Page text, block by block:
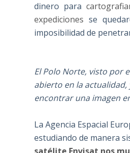
dinero para
expediciones se
imposibilidad de
El Polo Norte, visto por
abierto en la actualidad,
encontrar una imagen
La Agencia Espacial
estudiando de manera